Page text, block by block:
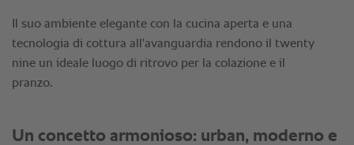
Il suo ambiente elegante con la cucina aperta e una
tecnologia di cottura all'avanguardia rendono il twenty
nine un ideale luogo di ritrovo per la colazione e il
pranzo.